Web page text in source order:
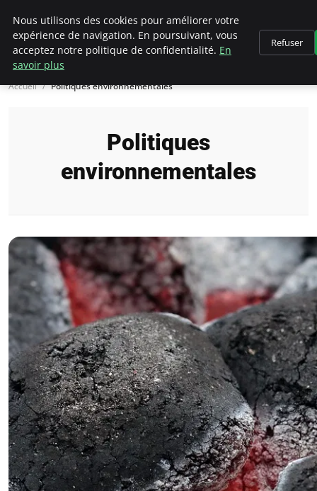
Climategatecountryclub.com
Accueil Politiques environnementales
Politiques
environnementales
Nous utilisons des cookies pour améliorer votre
expérience de navigation. En poursuivant, vous
acceptez notre politique de confidentialité. En
savoir plus
Refuser